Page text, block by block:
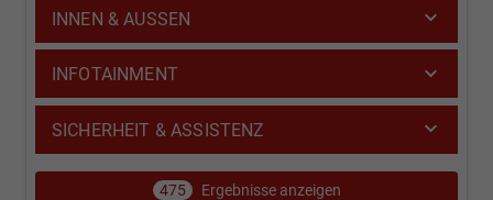
INNEN & AUSSEN
INFOTAINMENT
SICHERHEIT & ASSISTENZ
475 Ergebnisse anzeigen